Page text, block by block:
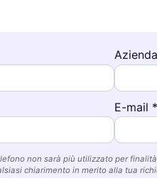
E-mail *
non sarà più utilizzato per
chiarimento in merito alla tua